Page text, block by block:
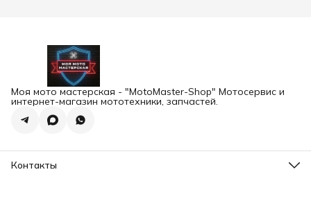
Моя мото мастерская - "MotoMaster-Shop" Мотосервис и
интернет-магазин мототехники, запчастей.
Контакты